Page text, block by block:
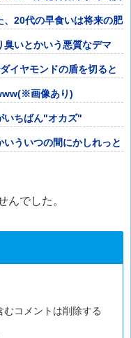
、20代の早食いは将来の肥
臭いとかいう悪質なデマ
イヤモンドの盾を切ると
www(※画像あり)
いちばん"オカズ"
いういつの間にかしれっと
んでした。
コメントは削除する